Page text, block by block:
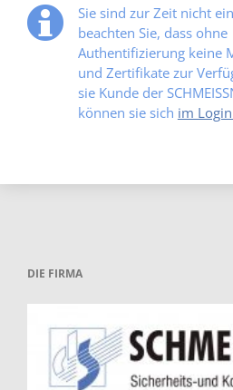
Sie sind zur Zeit nicht
beachten Sie, dass ohne
Authentifizierung keine
und Zertifikate zur
sie Kunde der
können sie sich im
DIE FIRMA